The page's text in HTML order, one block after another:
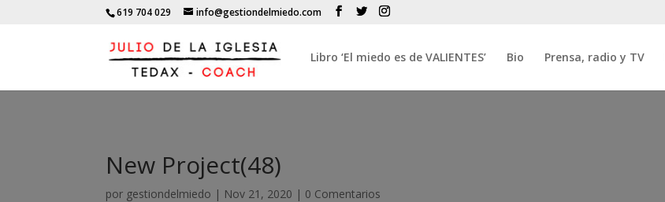
619 704 029 info@gestiondelmiedo.com
Libro ‘El miedo es de VALIENTES’ Bio Prensa, radio y TV
New Project(48)
por gestiondelmiedo | Nov 21, 2020 | 0 Comentarios